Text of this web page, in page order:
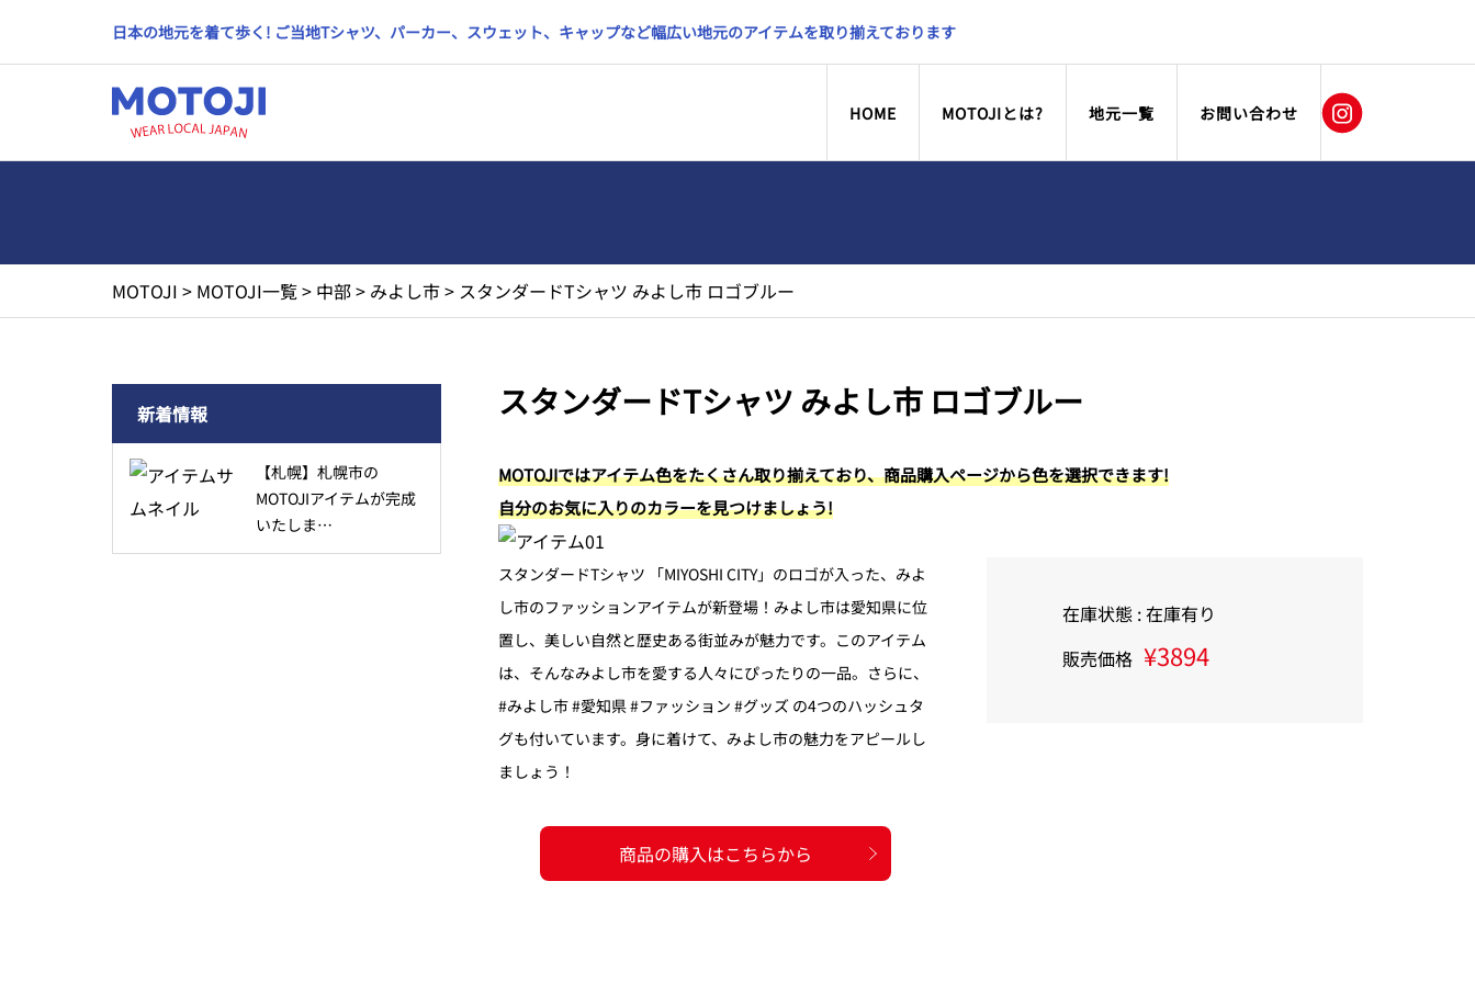
日本の地元を着て歩く! ご当地Tシャツ、パーカー、スウェット、キャップなど幅広い地元のアイテムを取り揃えております
HOME MOTOJIとは? 地元一覧 お問い合わせ
MOTOJI > MOTOJI一覧> 中部> みよし市> スタンダードTシャツ みよし市 ロゴブルー
新着情報
【札幌】札幌市の
MOTOJIアイテムが完成
いたしま…
スタンダードTシャツ みよし市 ロゴブルー
MOTOJIではアイテム色をたくさん取り揃えており、商品購入ページから色を選択できます!
自分のお気に入りのカラーを見つけましょう!
スタンダードTシャツ 「MIYOSHI CITY」のロゴが入った、みよ
し市のファッションアイテムが新登場！みよし市は愛知県に位
置し、美しい自然と歴史ある街並みが魅力です。このアイテム
は、そんなみよし市を愛する人々にぴったりの一品。さらに、
#みよし市 #愛知県 #ファッション #グッズ の4つのハッシュタ
グも付いています。身に着けて、みよし市の魅力をアピールし
ましょう！
商品の購入はこちらから
在庫状態 : 在庫有り
販売価格 ¥3894